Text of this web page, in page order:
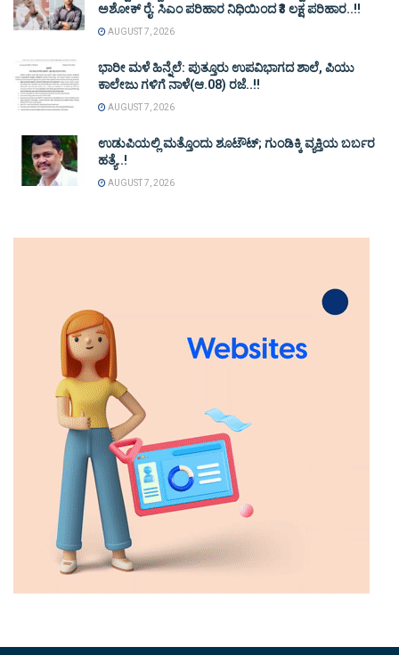
ಅಶೋಕ್ ರೈ: ಸಿಎಂ ಪರಿಹಾರ ನಿಧಿಯಿಂದ ₹3 ಲಕ್ಷ ಪರಿಹಾರ..!!
AUGUST 7, 2026
ಭಾರೀ ಮಳೆ ಹಿನ್ನೆಲೆ: ಪುತ್ತೂರು ಉಪವಿಭಾಗದ ಶಾಲೆ, ಪಿಯು
ಕಾಲೇಜು ಗಳಿಗೆ ನಾಳೆ(ಆ.08) ರಜೆ..!!
AUGUST 7, 2026
ಉಡುಪಿಯಲ್ಲಿ ಮತ್ತೊಂದು ಶೂಟೌಟ್‌; ಗುಂಡಿಕ್ಕಿ ವ್ಯಕ್ತಿಯ ಬರ್ಬರ
ಹತ್ಯೆ..!
AUGUST 7, 2026